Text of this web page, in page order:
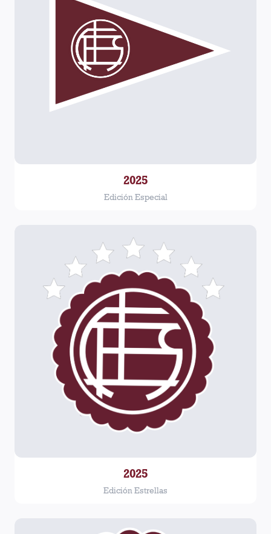
2025
Edición Especial
2025
Edición Estrellas